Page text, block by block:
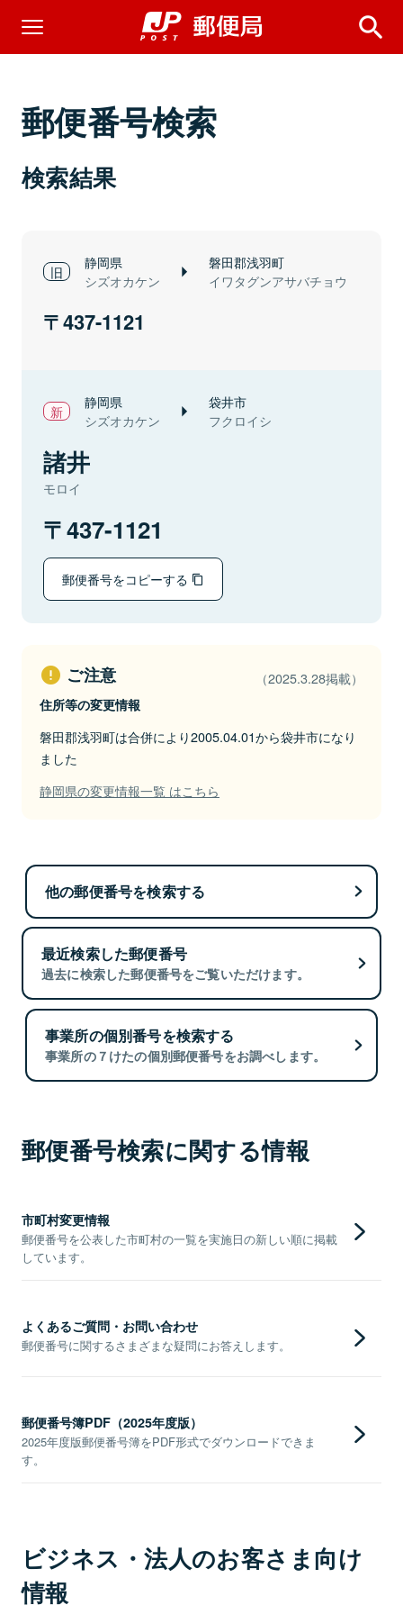
郵便番号検索
検索結果
静岡県
シズオカケン
磐田郡浅羽町
イワタグンアサバチョウ
437-1121
静岡県
シズオカケン
袋井市
フクロイシ
諸井
モロイ
437-1121
郵便番号をコピーする
ご注意 （2025.3.28掲載）
住所等の変更情報
磐田郡浅羽町は合併により2005.04.01から袋井市になり
ました
静岡県の変更情報一覧 はこちら
他の郵便番号を検索する
最近検索した郵便番号
過去に検索した郵便番号をご覧いただけます。
事業所の個別番号を検索する
事業所の７けたの個別郵便番号をお調べします。
郵便番号検索に関する情報
市町村変更情報
郵便番号を公表した市町村の一覧を実施日の新しい順に掲載
しています。
よくあるご質問・お問い合わせ
郵便番号に関するさまざまな疑問にお答えします。
郵便番号簿PDF（2025年度版）
2025年度版郵便番号簿をPDF形式でダウンロードできま
す。
ビジネス・法人のお客さま向け
情報